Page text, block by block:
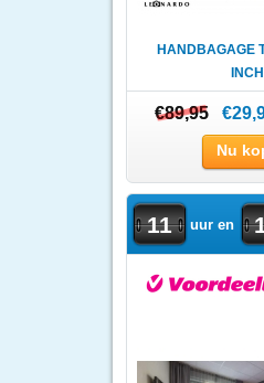
HANDBAGAGE
INCH
€89,95
€89,95
Nu
11 uur en